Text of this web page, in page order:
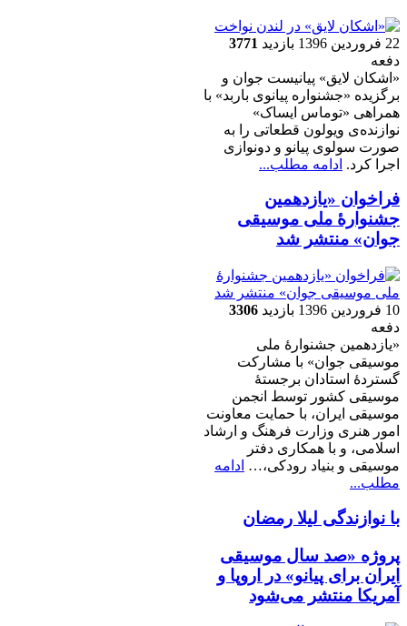
22 فروردين 1396 بازدید 3771
دفعه
«اشکان لایق» پیانیست جوان و
برگزیده «جشنواره پیانوی باربد» با
همراهی «توماس ایساک»
نوازنده‌ی ویولون قطعاتی را به
صورت سولوی پیانو و دونوازی
اجرا کرد. ادامه مطلب...
فراخوان «یازدهمین
جشنوارۀ ملی موسیقی
جوان» منتشر شد
10 فروردين 1396 بازدید 3306
دفعه
«یازدهمین جشنوارۀ ملی
موسیقی جوان» با مشارکت
گستردۀ استادان برجستۀ
موسیقی کشور توسط انجمن
موسیقی ایران، با حمایت معاونت
امور هنری وزارت فرهنگ و ارشاد
اسلامی، و با همکاری دفتر
موسیقی و بنیاد رودکی،… ادامه
مطلب...
با نوازندگی لیلا رمضان
پروژه «صد سال موسیقی
ایران برای پیانو» در اروپا و
آمریکا منتشر می‌شود